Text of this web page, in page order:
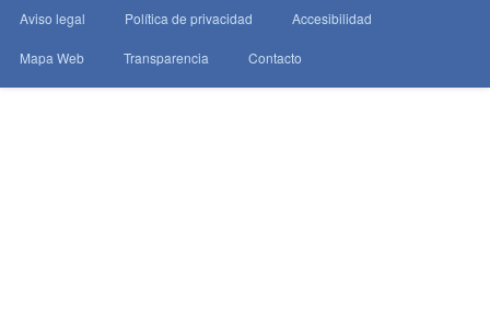
Aviso legal Política de privacidad Accesibilidad
Mapa Web Transparencia Contacto